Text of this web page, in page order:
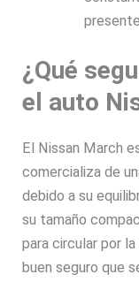
¿Qué
el auto
El Nissan March
comercializa de
debido a su
su tamaño
para circular por
buen seguro que